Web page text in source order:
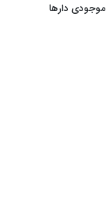
موجودی دارها